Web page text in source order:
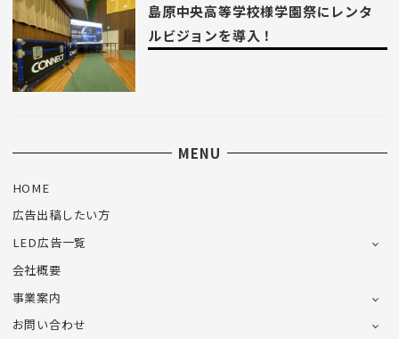
島原中央高等学校様学園祭にレンタ
ルビジョンを導入！
MENU
HOME
広告出稿したい方
LED広告一覧
会社概要
事業案内
お問い合わせ